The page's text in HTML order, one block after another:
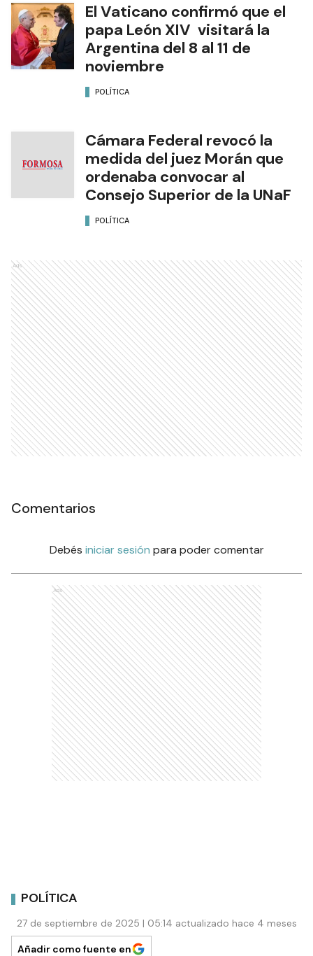
El Vaticano confirmó que el
papa León XIV visitará la
Argentina del 8 al 11 de
noviembre
POLÍTICA
Cámara Federal revocó la
medida del juez Morán que
ordenaba convocar al
Consejo Superior de la UNaF
POLÍTICA
Ads
Comentarios
Debés iniciar sesión para poder comentar
Ads
POLÍTICA
27 de septiembre de 2025 | 05:14 actualizado hace 4 meses
Añadir como fuente en